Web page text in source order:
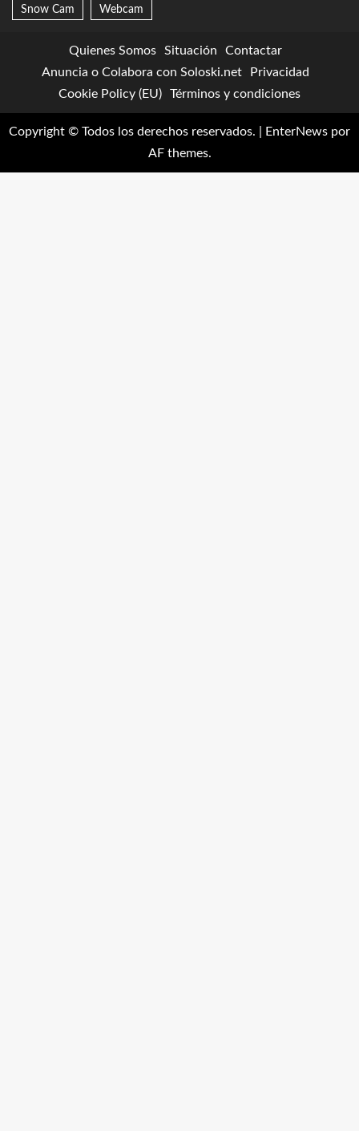
Snow Cam Webcam
Quienes Somos Situación
Contactar
Anuncia o Colabora con Soloski.net
Privacidad
Cookie Policy (EU)
Términos y condiciones
Copyright © Todos los derechos reservados. EnterNews por
AF themes.